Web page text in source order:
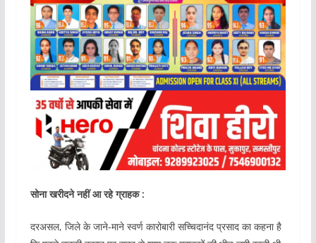
सोना खरीदने नहीं आ रहे ग्राहक :
दरअसल, जिले के जाने-माने स्वर्ण कारोबारी सच्चिदानंद प्रसाद का कहना है